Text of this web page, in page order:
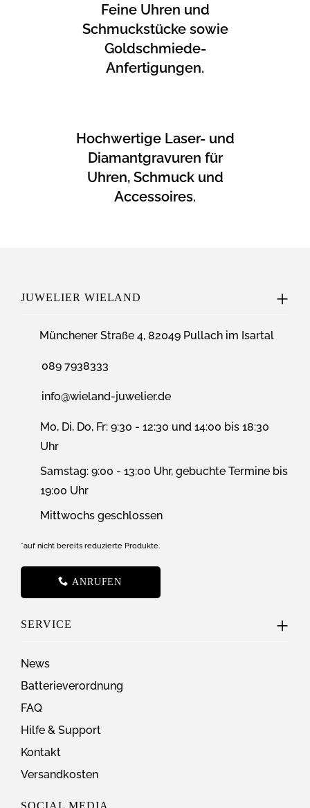
Feine Uhren und
Schmuckstücke sowie
Goldschmiede-
Anfertigungen.
Hochwertige Laser- und
Diamantgravuren für
Uhren, Schmuck und
Accessoires.
JUWELIER WIELAND
Münchener Straße 4, 82049 Pullach im Isartal
089 7938333
info@wieland-juwelier.de
Mo, Di, Do, Fr: 9:30 - 12:30 und 14:00 bis 18:30
Uhr
Samstag: 9:00 - 13:00 Uhr, gebuchte Termine bis
19:00 Uhr
Mittwochs geschlossen
*auf nicht bereits reduzierte Produkte.
ANRUFEN
SERVICE
News
Batterieverordnung
FAQ
Hilfe & Support
Kontakt
Versandkosten
SOCIAL MEDIA